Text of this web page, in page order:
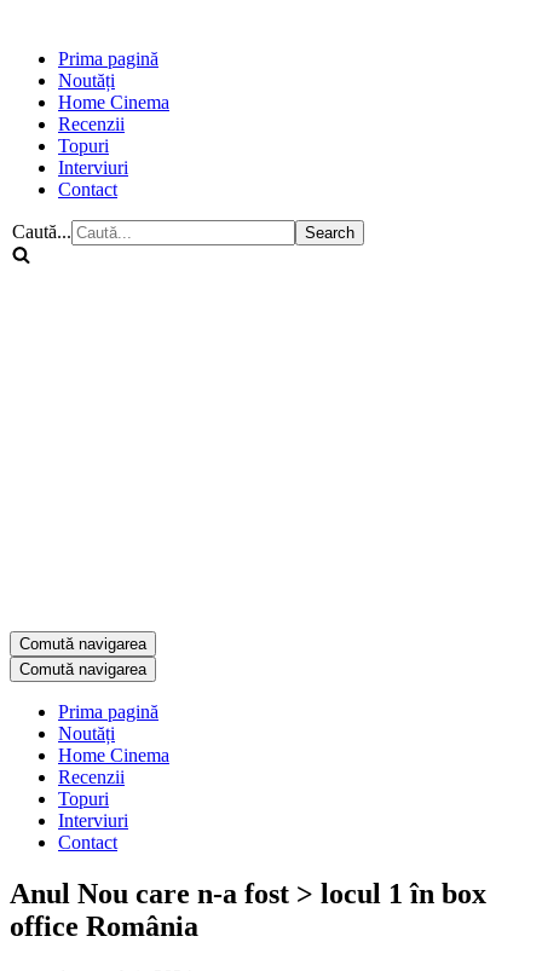
Prima pagină
Noutăți
Home Cinema
Recenzii
Topuri
Interviuri
Contact
Caută...
Comută navigarea
Comută navigarea
Prima pagină
Noutăți
Home Cinema
Recenzii
Topuri
Interviuri
Contact
Anul Nou care n-a fost > locul 1 în box
office România